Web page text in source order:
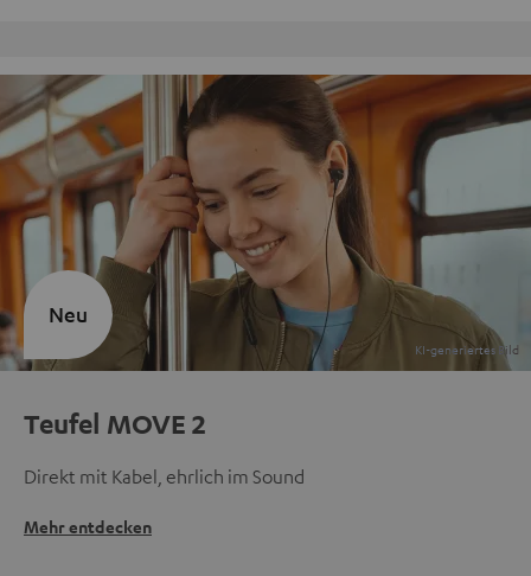
Teufel MOVE 2
Direkt mit Kabel, ehrlich im Sound
Mehr entdecken
Neu